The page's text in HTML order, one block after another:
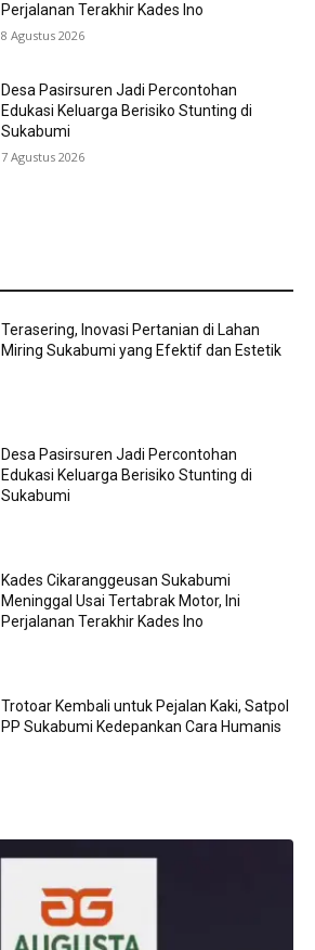
Perjalanan Terakhir Kades Ino
8 Agustus 2026
Desa Pasirsuren Jadi Percontohan
Edukasi Keluarga Berisiko Stunting di
Sukabumi
7 Agustus 2026
Terasering, Inovasi Pertanian di Lahan
Miring Sukabumi yang Efektif dan Estetik
Desa Pasirsuren Jadi Percontohan
Edukasi Keluarga Berisiko Stunting di
Sukabumi
Kades Cikaranggeusan Sukabumi
Meninggal Usai Tertabrak Motor, Ini
Perjalanan Terakhir Kades Ino
Trotoar Kembali untuk Pejalan Kaki, Satpol
PP Sukabumi Kedepankan Cara Humanis